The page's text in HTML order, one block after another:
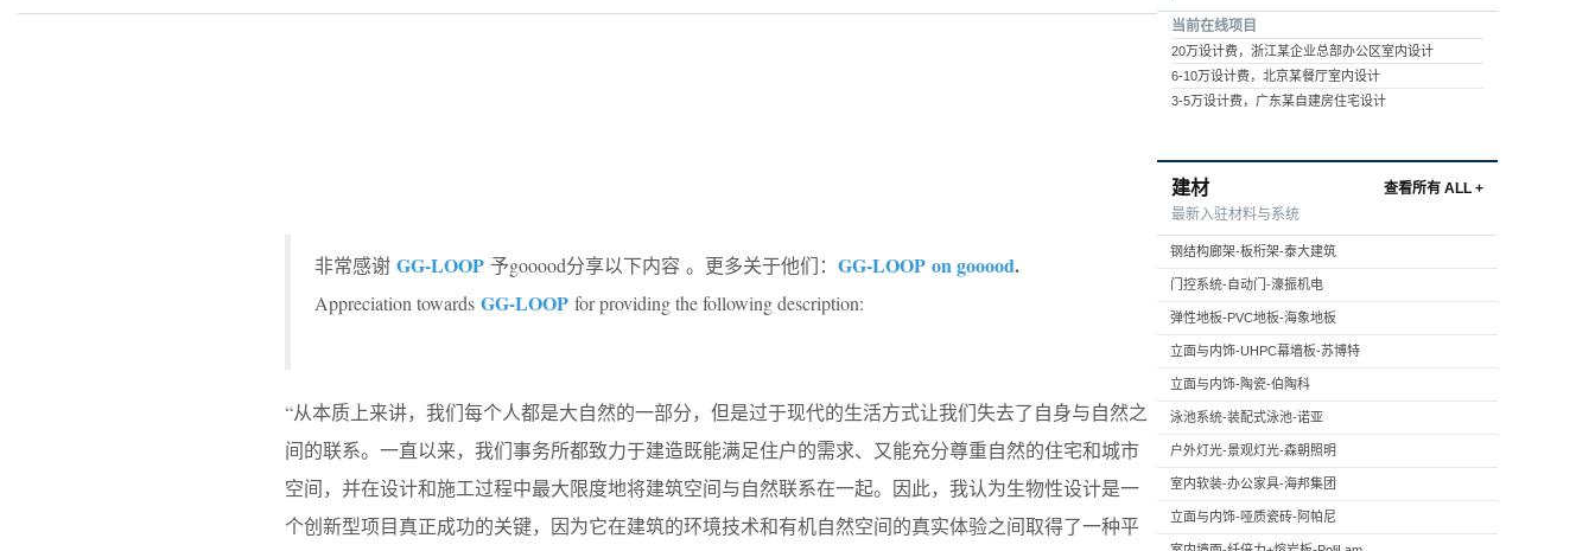
非常感谢 GG-LOOP 予gooood分享以下内容 。更多关于他们： GG-LOOP on gooood.
Appreciation towards GG-LOOP for providing the following description:
“从本质上来讲，我们每个人都是大自然的一部分，但是过于现代的生活方式让我们失去了自身与自然之
间的联系。一直以来，我们事务所都致力于建造既能满足住户的需求、又能充分尊重自然的住宅和城市
空间，并在设计和施工过程中最大限度地将建筑空间与自然联系在一起。因此，我认为生物性设计是一
个创新型项目真正成功的关键，因为它在建筑的环境技术和有机自然空间的真实体验之间取得了一种平
当前在线项目
20万设计费，浙江某企业总部办公区室内设计
6-10万设计费，北京某餐厅室内设计
3-5万设计费，广东某自建房住宅设计
建材
查看所有 ALL +
最新入驻材料与系统
钢结构廊架-板桁架-泰大建筑
门控系统-自动门-濠振机电
弹性地板-PVC地板-海象地板
立面与内饰-UHPC幕墙板-苏博特
立面与内饰-陶瓷-伯陶科
泳池系统-装配式泳池-诺亚
户外灯光-景观灯光-森朝照明
室内软装-办公家具-海邦集团
立面与内饰-哑质瓷砖-阿帕尼